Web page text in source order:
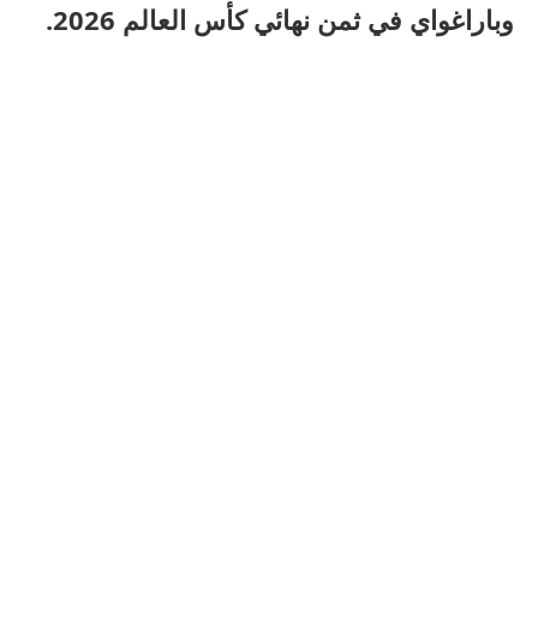
وباراغواي في ثمن نهائي كأس العالم 2026.